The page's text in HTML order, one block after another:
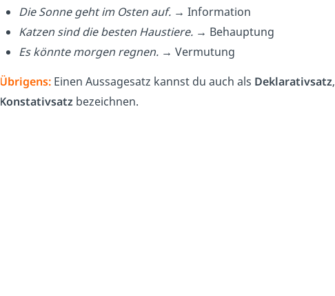
Die Sonne geht im Osten auf. → Information
Katzen sind die besten Haustiere. → Behauptung
Es könnte morgen regnen. → Vermutung
Übrigens: Einen Aussagesatz kannst du auch als Deklarativsatz,
Konstativsatz bezeichnen.